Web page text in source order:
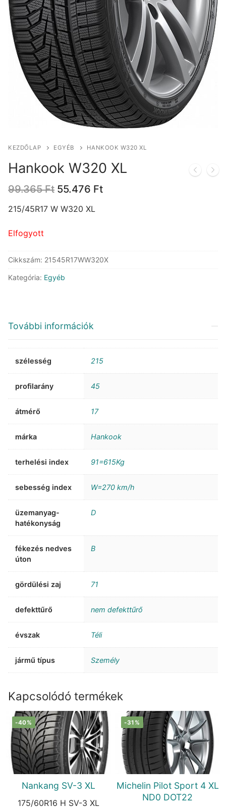
KEZDŐLAP EGYÉB HANKOOK W320 XL
Hankook W320 XL
99.365Ft Original
was:
55.476 FtCurrent
215/45R17 W W320 XL
Elfogyott
Cikkszám: 21545R17WW320X
Kategória: Egyéb
További információk
szélesség 215
profilarány 45
átmérő 17
márka Hankook
terhelési index 91=615Kg
sebesség index W=270 km/h
üzemanyag-
hatékonyság
D
fékezés nedves
úton
B
gördülési zaj 71
defekttűrő nem defekttűrő
évszak Téli
jármű típus Személy
Kapcsolódó termékek
-40%
Nankang SV-3 XL
175/60R16 H SV-3 XL
-31%
Michelin Pilot Sport 4 XL
ND0 DOT22